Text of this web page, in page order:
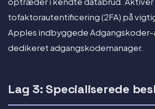
tofaktorautentificering (2FA) på
Apples indbyggede
dedikeret adgangskodemanager.
Lag 3: Specialiserede